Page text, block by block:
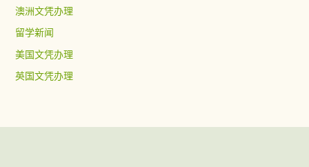
澳洲文凭办理
留学新闻
美国文凭办理
英国文凭办理